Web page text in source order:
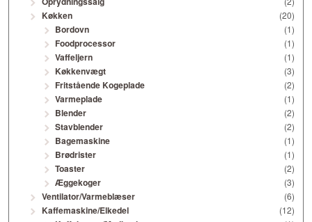
Køkken (20)
Bordovn (1)
Foodprocessor (1)
Vaffeljern (1)
Køkkenvægt (3)
Fritstående Kogeplade (2)
Varmeplade (1)
Blender (2)
Stavblender (2)
Bagemaskine (1)
Brødrister (1)
Toaster (2)
Æggekoger (3)
Ventilator/Varmeblæser (6)
Kaffemaskine/Elkedel (12)